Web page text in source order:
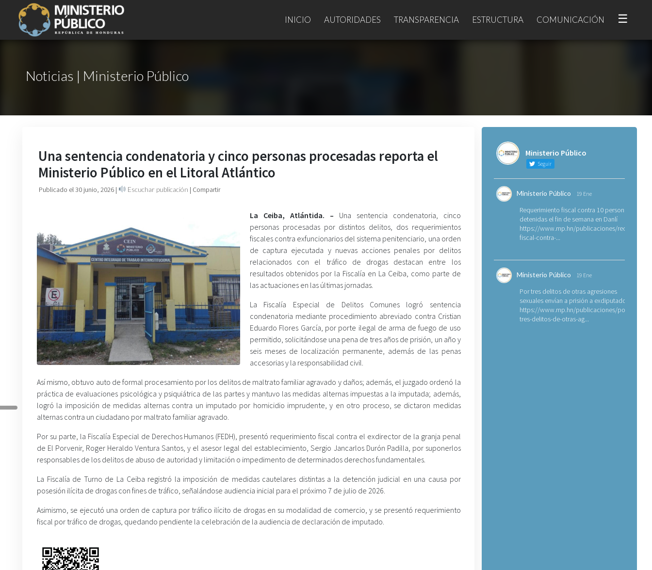
INICIO AUTORIDADES TRANSPARENCIA ESTRUCTURA COMUNICACIÓN ☰
Noticias | Ministerio Público
Una sentencia condenatoria y cinco personas procesadas reporta el
Ministerio Público en el Litoral Atlántico
Publicado el 30 junio, 2026 | Escuchar publicación | Compartir
La Ceiba, Atlántida. – Una sentencia condenatoria, cinco
personas procesadas por distintos delitos, dos requerimientos
fiscales contra exfuncionarios del sistema penitenciario, una orden
de captura ejecutada y nuevas acciones penales por delitos
relacionados con el tráfico de drogas destacan entre los
resultados obtenidos por la Fiscalía en La Ceiba, como parte de
las actuaciones en las últimas jornadas.
La Fiscalía Especial de Delitos Comunes logró sentencia
condenatoria mediante procedimiento abreviado contra Cristian
Eduardo Flores García, por porte ilegal de arma de fuego de uso
permitido, solicitándose una pena de tres años de prisión, un año y
seis meses de localización permanente, además de las penas
accesorias y la responsabilidad civil.
Así mismo, obtuvo auto de formal procesamiento por los delitos de maltrato familiar agravado y daños; además, el juzgado ordenó la
práctica de evaluaciones psicológica y psiquiátrica de las partes y mantuvo las medidas alternas impuestas a la imputada; además,
logró la imposición de medidas alternas contra un imputado por homicidio imprudente, y en otro proceso, se dictaron medidas
alternas contra un ciudadano por maltrato familiar agravado.
Por su parte, la Fiscalía Especial de Derechos Humanos (FEDH), presentó requerimiento fiscal contra el exdirector de la granja penal
de El Porvenir, Roger Heraldo Ventura Santos, y el asesor legal del establecimiento, Sergio Jancarlos Durón Padilla, por suponerlos
responsables de los delitos de abuso de autoridad y limitación o impedimento de determinados derechos fundamentales.
La Fiscalía de Turno de La Ceiba registró la imposición de medidas cautelares distintas a la detención judicial en una causa por
posesión ilícita de drogas con fines de tráfico, señalándose audiencia inicial para el próximo 7 de julio de 2026.
Asimismo, se ejecutó una orden de captura por tráfico ilícito de drogas en su modalidad de comercio, y se presentó requerimiento
fiscal por tráfico de drogas, quedando pendiente la celebración de la audiencia de declaración de imputado.
Ministerio Público
Seguir
Ministerio Público 19 Ene
Requerimiento fiscal contra 10 personas
detenidas el fin de semana en Danlí
https://www.mp.hn/publicaciones/
fiscal-contra-...
Ministerio Público 19 Ene
Por tres delitos de otras agresiones
sexuales envían a prisión a exdiputado
https://www.mp.hn/publicaciones/por-
tres-delitos-de-otras-ag...